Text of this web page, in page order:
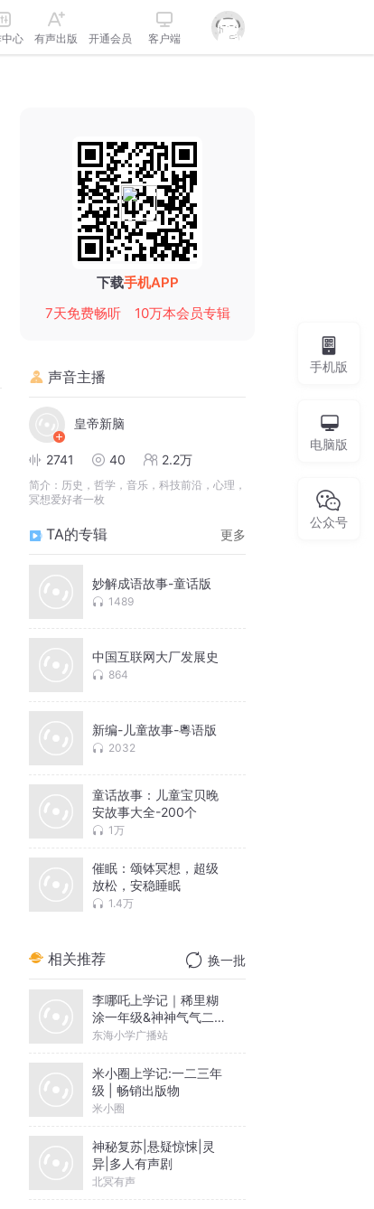
心 有声出版 开通会员 客户端
下载手机APP
7天免费畅听
10万本会员专辑
声音主播
皇帝新脑
2741 40 2.2万
简介： 历史，哲学，音乐，科技前沿，心理，
冥想爱好者一枚
TA的专辑 更多
妙解成语故事-童话版
1489
中国互联网大厂发展史
864
新编-儿童故事-粵语版
2032
童话故事：儿童宝贝晚
安故事大全-200个
1万
催眠：颂钵冥想，超级
放松，安稳睡眠
1.4万
相关推荐 换一批
李哪吒上学记｜稀里糊
涂一年级&神神气气二年
级
东海小学广播站
米小圈上学记:一二三年
级 | 畅销出版物
米小圈
神秘复苏|悬疑惊悚|灵
异|多人有声剧
北冥有声
手机版
电脑版
公众号